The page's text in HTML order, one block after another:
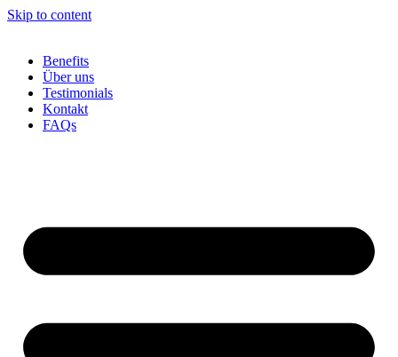
Skip to content
Benefits
Über uns
Testimonials
Kontakt
FAQs